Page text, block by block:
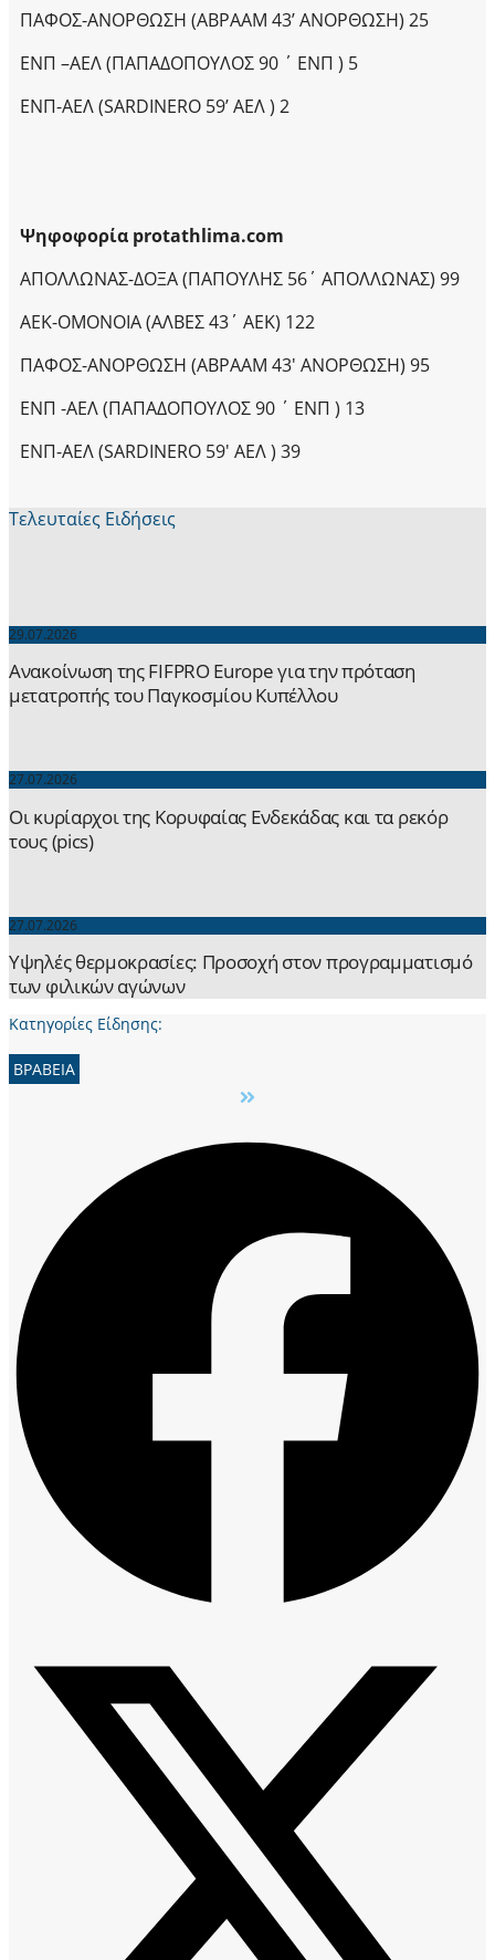
ΠΑΦΟΣ-ΑΝΟΡΘΩΣΗ (ΑΒΡΑΑΜ 43’ ΑΝΟΡΘΩΣΗ) 25
ΕΝΠ –ΑΕΛ (ΠΑΠΑΔΟΠΟΥΛΟΣ 90 ΄ ΕΝΠ ) 5
ΕΝΠ-ΑΕΛ (SARDINERO 59’ ΑΕΛ ) 2
Ψηφοφορία protathlima.com
ΑΠΟΛΛΩΝΑΣ-ΔΟΞΑ (ΠΑΠΟΥΛΗΣ 56΄ ΑΠΟΛΛΩΝΑΣ) 99
ΑΕΚ-ΟΜΟΝΟΙΑ (ΑΛΒΕΣ 43΄ ΑΕΚ) 122
ΠΑΦΟΣ-ΑΝΟΡΘΩΣΗ (ΑΒΡΑΑΜ 43′ ΑΝΟΡΘΩΣΗ) 95
ΕΝΠ -ΑΕΛ (ΠΑΠΑΔΟΠΟΥΛΟΣ 90 ΄ ΕΝΠ ) 13
ΕΝΠ-ΑΕΛ (SARDINERO 59′ ΑΕΛ ) 39
Τελευταίες Ειδήσεις
29.07.2026
Ανακοίνωση της FIFPRO Europe για την πρόταση
μετατροπής του Παγκοσμίου Κυπέλλου
27.07.2026
Οι κυρίαρχοι της Κορυφαίας Ενδεκάδας και τα ρεκόρ
τους (pics)
27.07.2026
Yψηλές θερμοκρασίες: Προσοχή στον προγραμματισμό
των φιλικών αγώνων
Κατηγορίες Είδησης:
ΒΡΑΒΕΙΑ